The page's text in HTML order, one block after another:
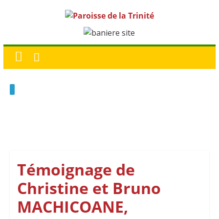
Témoignage de
Christine et Bruno
MACHICOANE,